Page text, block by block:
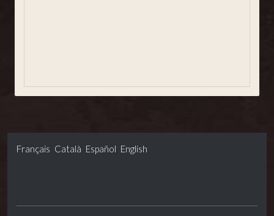
Français Català Español English